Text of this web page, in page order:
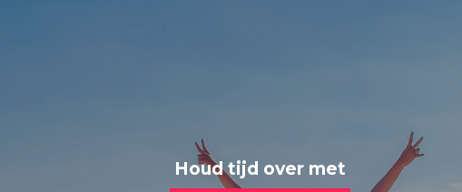
Houd tijd over met